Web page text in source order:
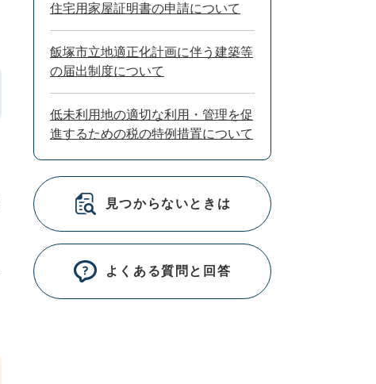
住宅用家屋証明書の申請について
飯塚市立地適正化計画に伴う建築等
の届出制度について
低未利用地の適切な利用・管理を促
進するための税の特例措置について
見つからないときは
よくある質問と回答